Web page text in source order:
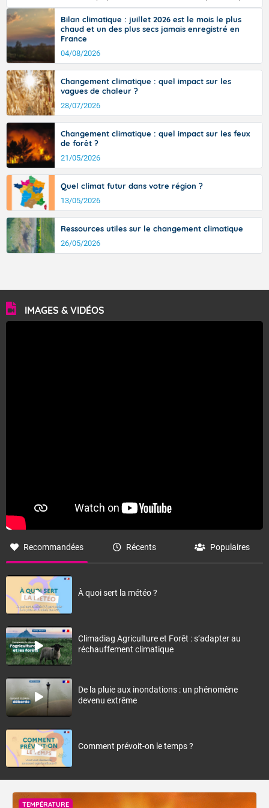
sur Midi-Pyrénées, et 39 à 40 dans le Gard.
tramontane ? Quelles sont ses caractéristiques ? La tramontane est un
vent turbulent soufflant de secteur nord-ouest à nord, ou ouest à nord-
ouest, dans un secteur qui part du Roussillon à la vallée de l’Aude et à
l’ouest de l’Hérault. L’étymologie de ce vent vient du latin trasmontanus,
signifiant au-delà des monts, en allusion aux régions montagneuses
d’où provient ce vent.
Bilan climatique : juillet 2026 est le mois le plus
chaud et un des plus secs jamais enregistré en
France
04/08/2026
Changement climatique : quel impact sur les
vagues de chaleur ?
28/07/2026
Changement climatique : quel impact sur les feux
de forêt ?
21/05/2026
Quel climat futur dans votre région ?
13/05/2026
Ressources utiles sur le changement climatique
26/05/2026
IMAGES & VIDÉOS
Recommandées Récents Populaires
À quoi sert la météo ?
Climadiag Agriculture et Forêt : s’adapter au
réchauffement climatique
De la pluie aux inondations : un phénomène
devenu extrême
Comment prévoit-on le temps ?
TEMPÉRATURE